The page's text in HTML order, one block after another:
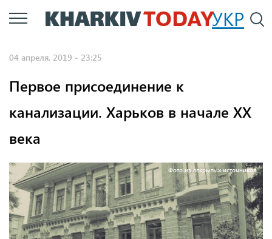
Перейти
к
УКР
04 апреля, 2019 - 23:25
Первое присоединение к
канализации. Харьков в начале XX
века
Фото из открытых источников